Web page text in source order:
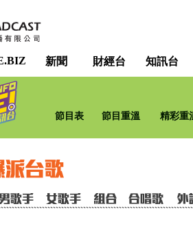
新聞 財經台 知訊台
節目表 節目重溫 精彩重